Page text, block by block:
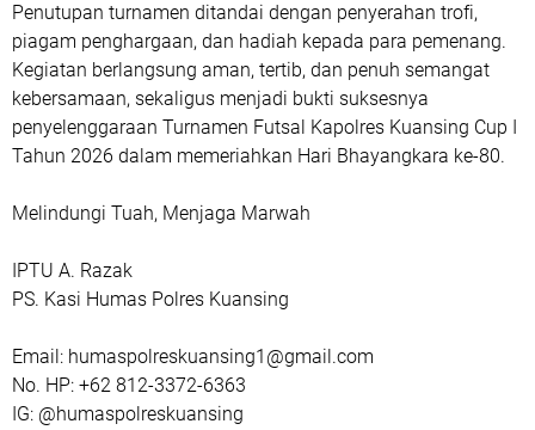
Penutupan turnamen ditandai dengan penyerahan trofi,
piagam penghargaan, dan hadiah kepada para pemenang.
Kegiatan berlangsung aman, tertib, dan penuh semangat
kebersamaan, sekaligus menjadi bukti suksesnya
penyelenggaraan Turnamen Futsal Kapolres Kuansing Cup I
Tahun 2026 dalam memeriahkan Hari Bhayangkara ke-80.
Melindungi Tuah, Menjaga Marwah
IPTU A. Razak
PS. Kasi Humas Polres Kuansing
Email: humaspolreskuansing1@gmail.com
No. HP: +62 812-3372-6363
IG: @humaspolreskuansing